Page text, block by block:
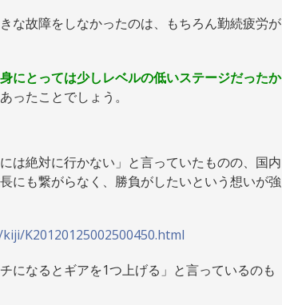
な故障をしなかったのは、もちろん勤続疲労が
にとっては少しレベルの低いステージだったか
ったことでしょう。
は絶対に行かない」と言っていたものの、国内
にも繋がらなく、勝負がしたいという想いが強
K20120125002500450.html
になるとギアを1つ上げる」と言っているのも